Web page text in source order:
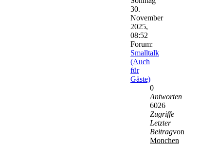
30.
November
2025,
08:52
Forum:
Smalltalk
(Auch
für
Gäste)
0
Antworten
6026
Zugriffe
Letzter
Beitragvon
Monchen